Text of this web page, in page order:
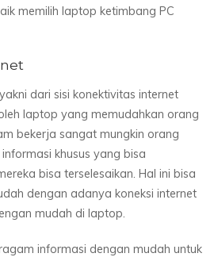
memilih laptop ketimbang PC
dari sisi konektivitas internet
laptop yang memudahkan orang
bekerja sangat mungkin orang
khusus yang bisa
bisa terselesaikan. Hal ini bisa
dengan adanya koneksi internet
mudah di laptop.
informasi dengan mudah untuk